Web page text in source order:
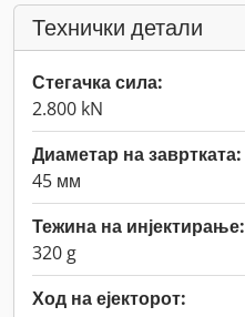
Технички детали
Стегачка сила:
2.800 kN
Диаметар на завртката:
45 мм
Тежина на инјектирање:
320 g
Ход на ејекторот: